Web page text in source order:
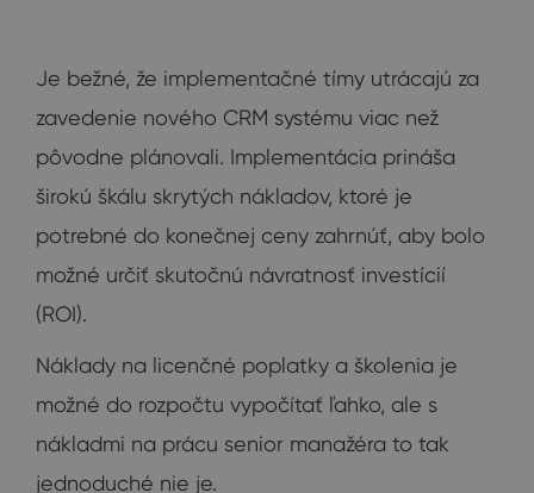
Je bežné, že implementačné tímy utrácajú za
zavedenie nového CRM systému viac než
pôvodne plánovali. Implementácia prináša
širokú škálu skrytých nákladov, ktoré je
potrebné do konečnej ceny zahrnúť, aby bolo
možné určiť skutočnú návratnosť investícií
(ROI).
Náklady na licenčné poplatky a školenia je
možné do rozpočtu vypočítať ľahko, ale s
nákladmi na prácu senior manažéra to tak
jednoduché nie je.